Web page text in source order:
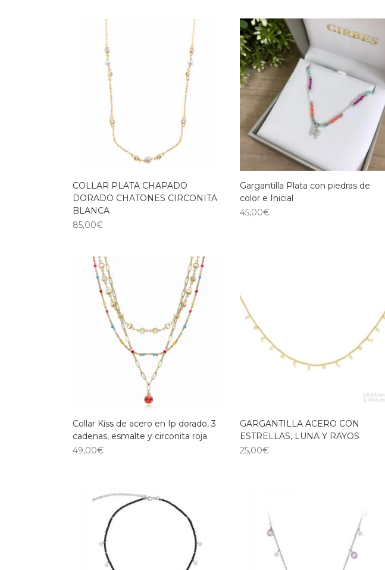
COLLAR PLATA CHAPADO
DORADO CHATONES CIRCONITA
BLANCA
85,00€
Gargantilla Plata con piedras de
color e Inicial
45,00€
Collar Kiss de acero en Ip dorado, 3
cadenas, esmalte y circonita roja
49,00€
GARGANTILLA ACERO CON
ESTRELLAS, LUNA Y RAYOS
25,00€